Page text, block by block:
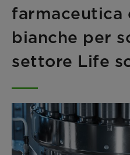
farmaceutica
bianche per
settore Life